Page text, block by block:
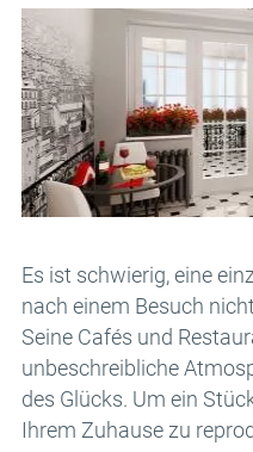
sich
Email
Anmeldung
Danke für
Wir werden in
Bitte folgen Sie dem Link
Ein Link zur
Ihre E-Mail-
Es ist schwierig, eine
nach einem Besuch
Seine Cafés und
unbeschreibliche
des Glücks. Um ein
Ihrem Zuhause zu